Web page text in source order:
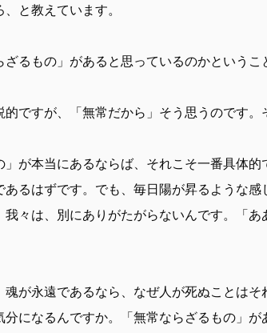
と教えています。
るもの」があると思っているのかというこ
ですが、「無常だから」そう思うのです。
が本当にあるならば、それこそ一番具体的
あるはずです。でも、毎日陽が昇るような
我々は、別にありがたがらないんです。「
が永遠であるなら、なぜ人が死ぬことはそ
になるんですか。「無常ならざるもの」